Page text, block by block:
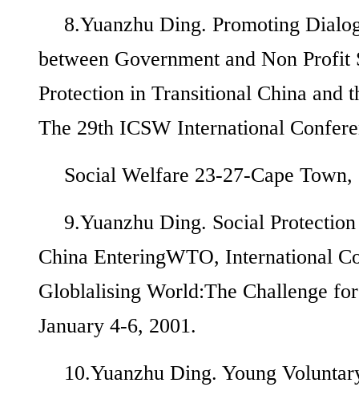
8.Yuanzhu Ding. Promoting
between Government and Non Profit
Protection in Transitional China and
The 29th ICSW International
Social Welfare 23-27-Cape
9.Yuanzhu Ding. Social
China EnteringWTO, International
Globlalising World:The Challenge
January 4-6, 2001.
10.Yuanzhu Ding. Young